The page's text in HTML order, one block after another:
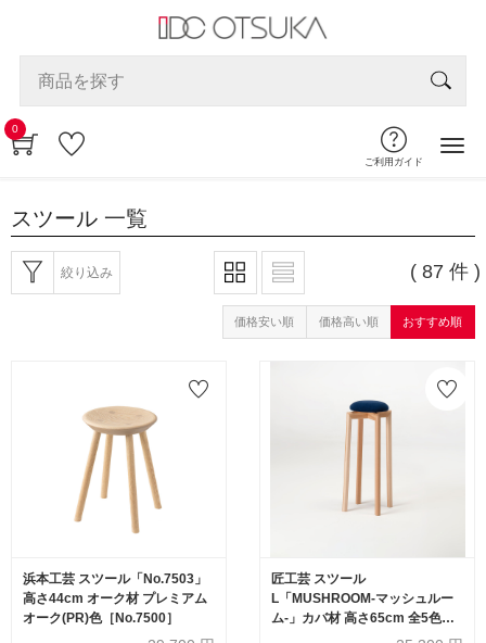
0
ご利用ガイド
スツール 一覧
絞り込み ( 87 件 )
価格安い順 価格高い順 おすすめ順
浜本工芸 スツール「No.7503」
高さ44cm オーク材 プレミアム
オーク(PR)色［No.7500］
匠工芸 スツール
L「MUSHROOM-マッシュルー
ム-」カバ材 高さ65cm 全5色